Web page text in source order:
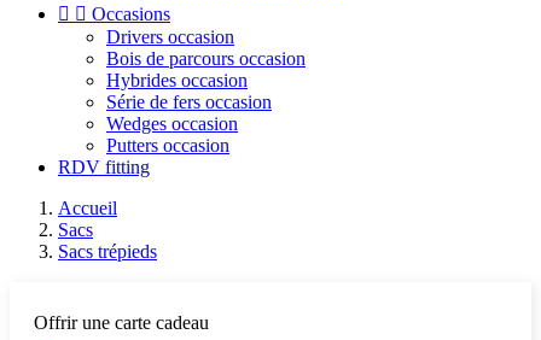
  Occasions
Drivers occasion
Bois de parcours occasion
Hybrides occasion
Série de fers occasion
Wedges occasion
Putters occasion
RDV fitting
Accueil
Sacs
Sacs trépieds
Offrir une carte cadeau